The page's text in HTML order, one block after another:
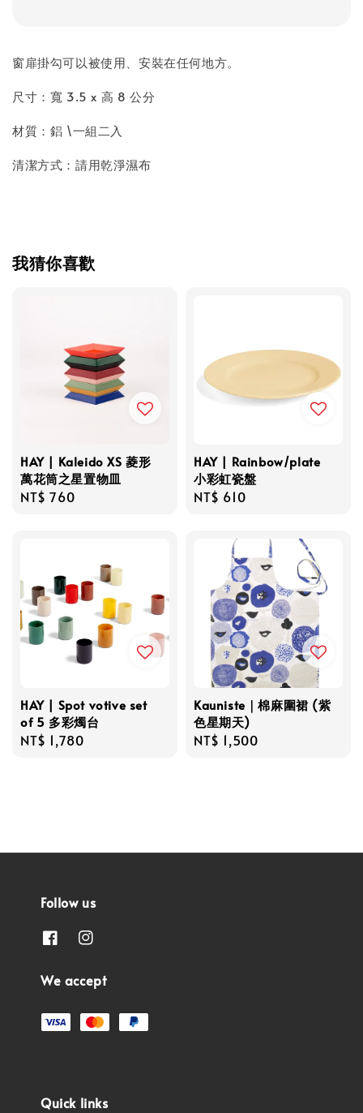
窗扉掛勾可以被使用、安裝在任何地方。
尺寸：寬 3.5 x 高 8 公分
材質：鋁 \一組二入
清潔方式：請用乾淨濕布
我猜你喜歡
HAY | Kaleido XS 菱形
萬花筒之星置物皿
Regular
NT$ 760
HAY | Rainbow/plate
小彩虹瓷盤
Regular
NT$ 610
HAY | Spot votive set
of 5 多彩燭台
Regular
NT$ 1,780
Kauniste｜棉麻圍裙 (紫
色星期天)
Regular
NT$ 1,500
Follow us
We accept
Quick links